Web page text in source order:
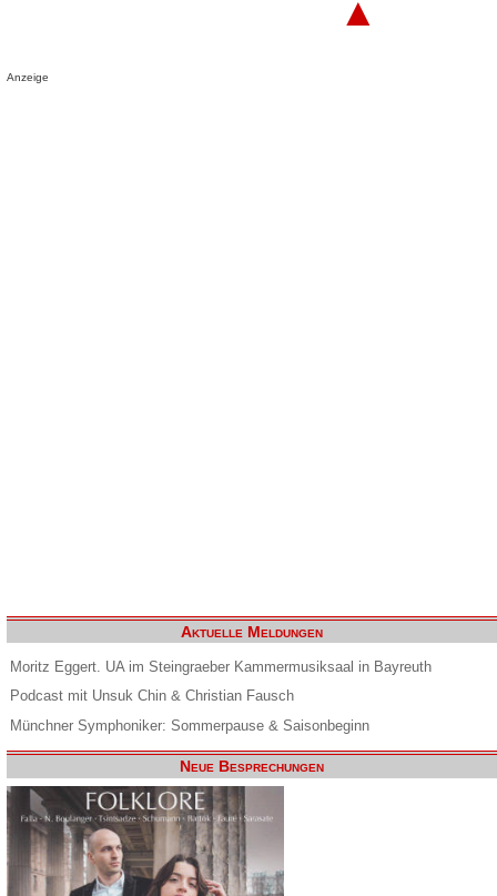
▲
Anzeige
Aktuelle Meldungen
Moritz Eggert. UA im Steingraeber Kammermusiksaal in Bayreuth
Podcast mit Unsuk Chin & Christian Fausch
Münchner Symphoniker: Sommerpause & Saisonbeginn
Neue Besprechungen